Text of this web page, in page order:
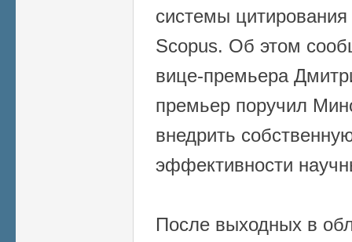
системы
Scopus. Об этом
вице-премьера
премьер поручил
внедрить
эффективности
После выходных в